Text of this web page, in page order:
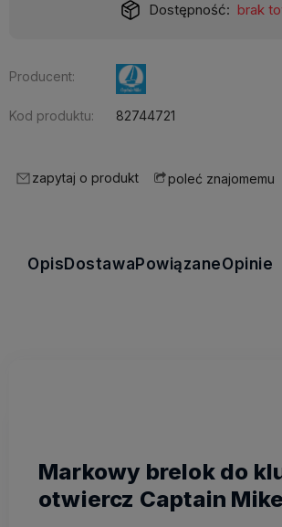
Dostępność: brak
Producent:
Kod produktu: 82744721
zapytaj o produkt poleć znajomemu
Opis Dostawa PowiązaneOpinie
Markowy brelok do
otwiercz Captain